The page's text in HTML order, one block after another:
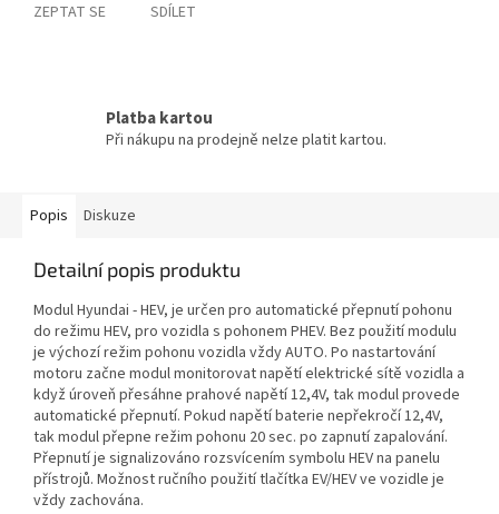
ZEPTAT SE SDÍLET
Platba kartou
Při nákupu na prodejně nelze platit kartou.
Popis Diskuze
Detailní popis produktu
Modul Hyundai - HEV, je určen pro automatické přepnutí pohonu
do režimu HEV, pro vozidla s pohonem PHEV. Bez použití modulu
je výchozí režim pohonu vozidla vždy AUTO. Po nastartování
motoru začne modul monitorovat napětí elektrické sítě vozidla a
když úroveň přesáhne prahové napětí 12,4V, tak modul provede
automatické přepnutí. Pokud napětí baterie nepřekročí 12,4V,
tak modul přepne režim pohonu 20 sec. po zapnutí zapalování.
Přepnutí je signalizováno rozsvícením symbolu HEV na panelu
přístrojů. Možnost ručního použití tlačítka EV/HEV ve vozidle je
vždy zachována.